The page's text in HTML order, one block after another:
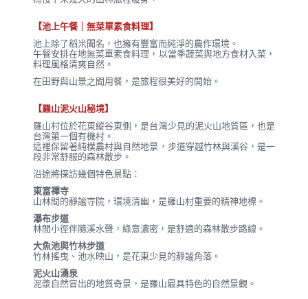
【池上午餐｜無菜單素食料理】
池上除了稻米聞名，也擁有豐富而純淨的農作環境。
午餐安排在地無菜單素食料理，以當季蔬菜與地方食材入菜，
料理風格清爽自然。
在田野與山景之間用餐，是旅程很美好的開始。
【羅山泥火山秘境】
羅山村位於花東縱谷東側，是台灣少見的泥火山地質區，也是
台灣第一個有機村。
這裡保留著純樸農村與自然地景，步道穿越竹林與溪谷，是一
段非常舒服的森林散步。
沿途將探訪幾個特色景點：
東富禪寺
山林間的靜謐寺院，環境清幽，是羅山村重要的精神地標。
瀑布步道
林間小徑伴隨溪水聲，綠意濃密，是舒適的森林散步路線。
大魚池與竹林步道
竹林搖曳、池水映山，是花東少見的靜謐角落。
泥火山湧泉
泥漿自然冒出的地質奇景，是羅山最具特色的自然景觀。